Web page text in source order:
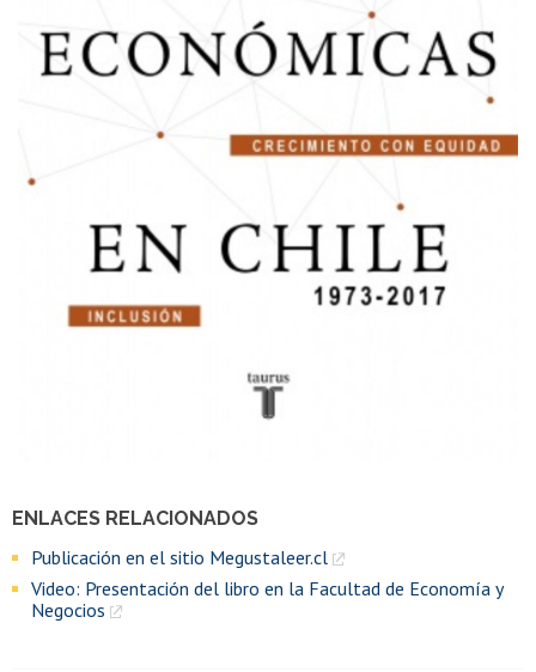
ENLACES RELACIONADOS
Publicación en el sitio Megustaleer.cl
Video: Presentación del libro en la Facultad de Economía y
Negocios